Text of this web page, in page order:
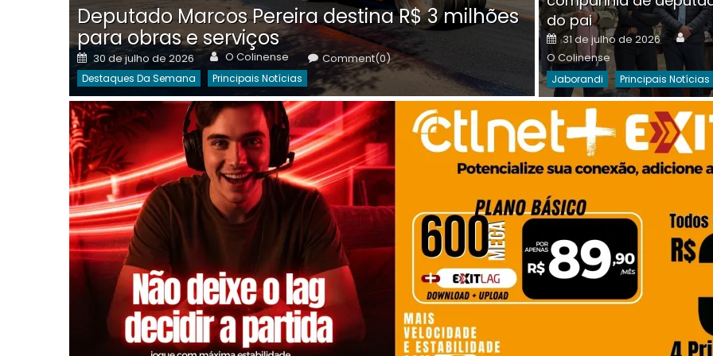
Deputado Marcos Pereira destina R$ 3 milhões
para obras e serviços
Posted
on
30 de julho de 2026 Author
O Colinense Comment(0)
Destaques Da Semana Principais Notícias
on
30 de julho de 2026 O
Destaques Da Semana
do pai
Posted
on
31 de julho de 2026
O Colinense
Jaborandi Principais Notícias